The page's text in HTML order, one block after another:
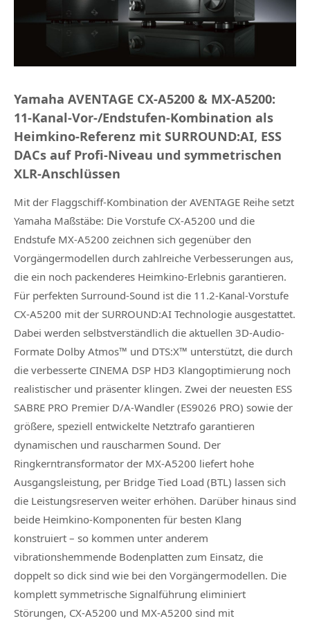
Yamaha AVENTAGE CX-A5200 & MX-A5200:
11-Kanal-Vor-/Endstufen-Kombination als
Heimkino-Referenz mit SURROUND:AI, ESS
DACs auf Profi-Niveau und symmetrischen
XLR-Anschlüssen
Mit der Flaggschiff-Kombination der AVENTAGE Reihe setzt
Yamaha Maßstäbe: Die Vorstufe CX-A5200 und die
Endstufe MX-A5200 zeichnen sich gegenüber den
Vorgängermodellen durch zahlreiche Verbesserungen aus,
die ein noch packenderes Heimkino-Erlebnis garantieren.
Für perfekten Surround-Sound ist die 11.2-Kanal-Vorstufe
CX-A5200 mit der SURROUND:AI Technologie ausgestattet.
Dabei werden selbstverständlich die aktuellen 3D-Audio-
Formate Dolby Atmos™ und DTS:X™ unterstützt, die durch
die verbesserte CINEMA DSP HD3 Klangoptimierung noch
realistischer und präsenter klingen. Zwei der neuesten ESS
SABRE PRO Premier D/A-Wandler (ES9026 PRO) sowie der
größere, speziell entwickelte Netztrafo garantieren
dynamischen und rauscharmen Sound. Der
Ringkerntransformator der MX-A5200 liefert hohe
Ausgangsleistung, per Bridge Tied Load (BTL) lassen sich
die Leistungsreserven weiter erhöhen. Darüber hinaus sind
beide Heimkino-Komponenten für besten Klang
konstruiert – so kommen unter anderem
vibrationshemmende Bodenplatten zum Einsatz, die
doppelt so dick sind wie bei den Vorgängermodellen. Die
komplett symmetrische Signalführung eliminiert
Störungen, CX-A5200 und MX-A5200 sind mit